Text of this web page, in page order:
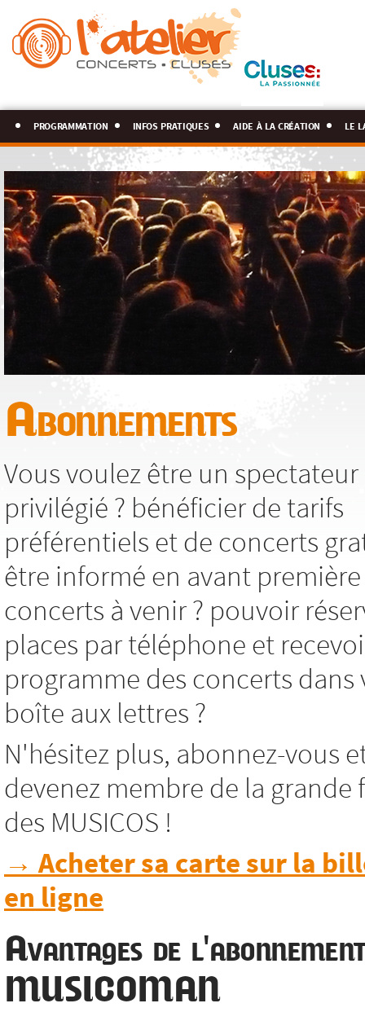
programmation infos pratiques aide à la création le
Abonnements
Vous voulez être un spectateur
privilégié ? bénéficier de tarifs
préférentiels et de concerts
être informé en avant
concerts à venir ? pouvoir
places par téléphone et
programme des concerts dans
boîte aux lettres ?
N'hésitez plus, abonnez-vous
devenez membre de la grande
des MUSICOS !
→ Acheter sa carte sur la
en ligne
Avantages de l'abonnement
MUSICOMAN